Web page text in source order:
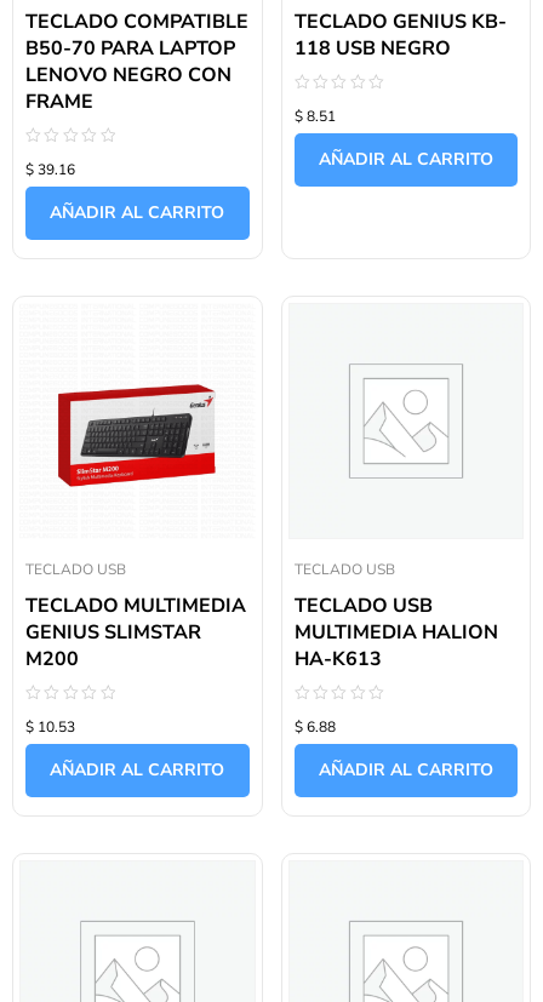
TECLADO COMPATIBLE
B50-70 PARA LAPTOP
LENOVO NEGRO CON
FRAME
con
0
$ 39.16
AÑADIR AL CARRITO
TECLADO GENIUS KB-
118 USB NEGRO
con
0
$ 8.51
AÑADIR AL CARRITO
TECLADO USB
TECLADO MULTIMEDIA
GENIUS SLIMSTAR
M200
con
0
$ 10.53
AÑADIR AL CARRITO
TECLADO USB
TECLADO USB
MULTIMEDIA HALION
HA-K613
con
0
$ 6.88
AÑADIR AL CARRITO